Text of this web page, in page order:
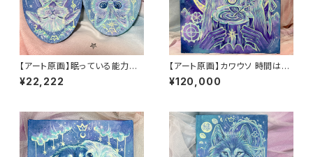
【アート原画】眠っている能力を
呼び起こす うさぎ ねこ １点
物 手描き アクリル画
¥22,222
【アート原画】カワウソ 時間はい
のち 1点もの アクリル画
¥120,000